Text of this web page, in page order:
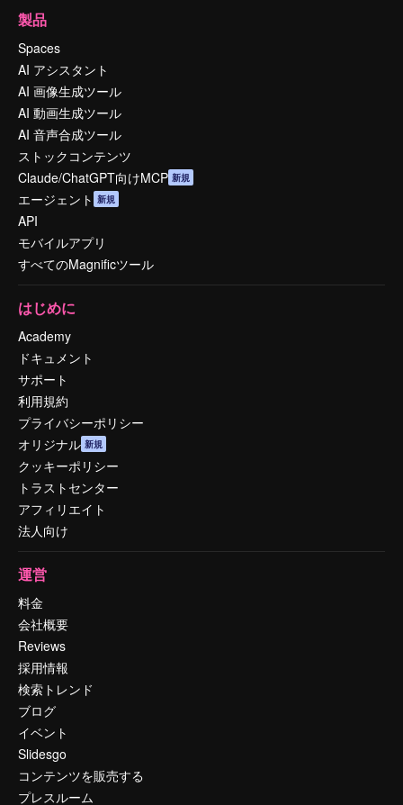
製品
Spaces
AI アシスタント
AI 画像生成ツール
AI 動画生成ツール
AI 音声合成ツール
ストックコンテンツ
Claude/ChatGPT向けMCP 新規
エージェント 新規
API
モバイルアプリ
すべてのMagnificツール
はじめに
Academy
ドキュメント
サポート
利用規約
プライバシーポリシー
オリジナル 新規
クッキーポリシー
トラストセンター
アフィリエイト
法人向け
運営
料金
会社概要
Reviews
採用情報
検索トレンド
ブログ
イベント
Slidesgo
コンテンツを販売する
プレスルーム